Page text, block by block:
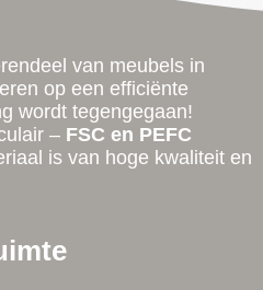
van meubels in
op een efficiënte
wordt tegengegaan!
– FSC en PEFC
is van hoge kwaliteit en